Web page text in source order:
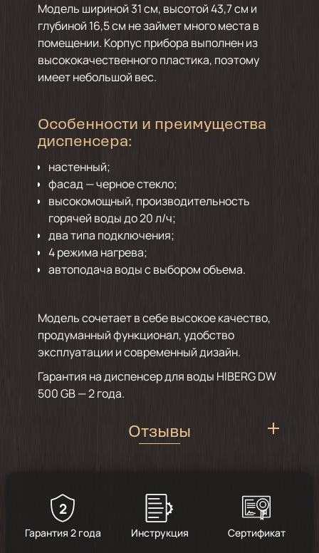
Модель шириной 31 см, высотой 43,7 см и
глубиной 16,5 см не займет много места в
помещении. Корпус прибора выполнен из
высококачественного пластика, поэтому
имеет небольшой вес.
Особенности и преимущества
диспенсера:
настенный;
фасад — черное стекло;
высокомощный, производительность
горячей воды до 20 л/ч;
два типа подключения;
4 режима нагрева;
автоподача воды с выбором объема.
Модель сочетает в себе высокое качество,
продуманный функционал, удобство
эксплуатации и современный дизайн.
Гарантия на диспенсер для воды HIBERG DW
500 GB — 2 года.
Отзывы
2
Гарантия 2 года Инструкция Сертификат